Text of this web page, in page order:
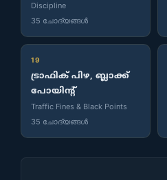
Discipline
35 ചോദ്യങ്ങൾ
19
ട്രാഫിക് പിഴ, ബ്ലാക്ക്
പോയിന്റ്
Traffic Fines & Black Points
35 ചോദ്യങ്ങൾ